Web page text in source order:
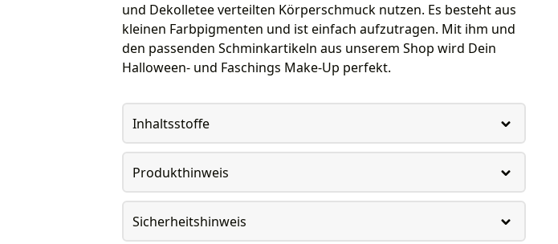
und Dekolletee verteilten Körperschmuck nutzen. Es besteht aus
kleinen Farbpigmenten und ist einfach aufzutragen. Mit ihm und
den passenden Schminkartikeln aus unserem Shop wird Dein
Halloween- und Faschings Make-Up perfekt.
Inhaltsstoffe
Produkthinweis
Sicherheitshinweis